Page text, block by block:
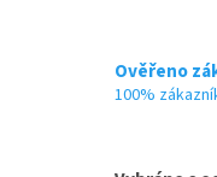
Ověřeno
100%